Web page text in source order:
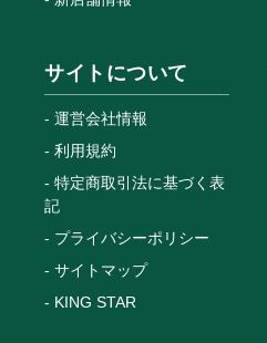
サイトについて
運営会社情報
利用規約
特定商取引法に基づく表
記
プライバシーポリシー
サイトマップ
KING STAR